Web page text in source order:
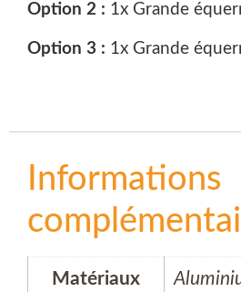
Option 2 : 1x Grande
Option 3 : 1x Grande
Informations
Matériaux